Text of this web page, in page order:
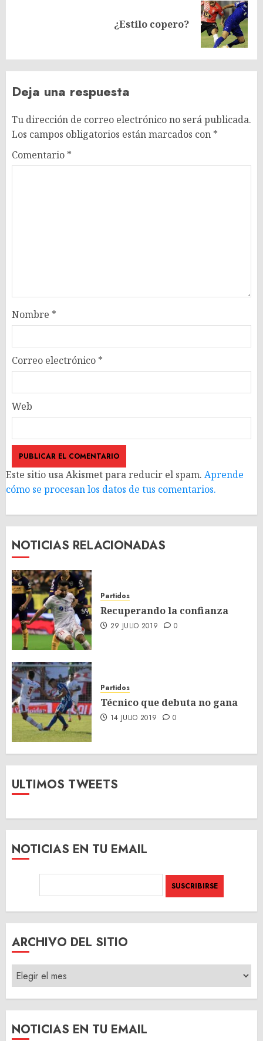
¿Estilo copero?
Deja una respuesta
Tu dirección de correo electrónico no será publicada.
Los campos obligatorios están marcados con *
Comentario *
Nombre *
Correo electrónico *
Web
Este sitio usa Akismet para reducir el spam. Aprende
cómo se procesan los datos de tus comentarios.
NOTICIAS RELACIONADAS
Partidos
Recuperando la confianza
29 JULIO 2019 0
Partidos
Técnico que debuta no gana
14 JULIO 2019 0
ULTIMOS TWEETS
NOTICIAS EN TU EMAIL
ARCHIVO DEL SITIO
ARCHIVO
DEL
SITIO
NOTICIAS EN TU EMAIL